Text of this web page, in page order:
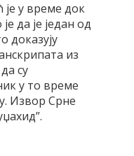
у време док
да је један од
доказују
из
су
у то време
Извор Срне